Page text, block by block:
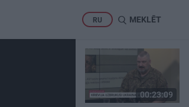
RU MEKLĒT
00:23:09